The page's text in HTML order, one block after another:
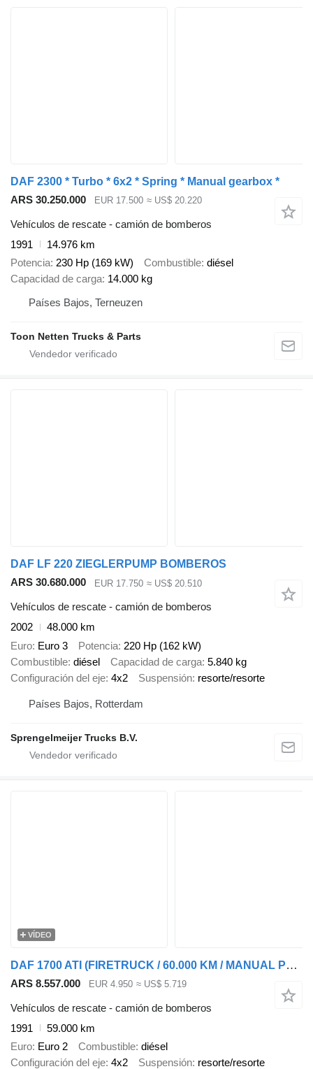
DAF 2300 * Turbo * 6x2 * Spring * Manual gearbox *
ARS 30.250.000
EUR 17.500 ≈ US$ 20.220
Vehículos de rescate - camión de bomberos
1991
14.976 km
Potencia 230 Hp (169 kW) Combustible diésel
Capacidad de carga 14.000 kg
Países Bajos, Terneuzen
Toon Netten Trucks & Parts
DAF LF 220 ZIEGLERPUMP BOMBEROS
ARS 30.680.000
EUR 17.750 ≈ US$ 20.510
Vehículos de rescate - camión de bomberos
2002
48.000 km
Euro Euro 3 Potencia 220 Hp (162 kW)
Combustible diésel Capacidad de carga 5.840 kg
Configuración del eje 4x2 Suspensión resorte/resorte
Países Bajos, Rotterdam
Sprengelmeijer Trucks B.V.
VÍDEO
DAF 1700 ATI (FIRETRUCK / 60.000 KM / MANUAL PUMP / POMPE MANUELLE)
ARS 8.557.000 EUR 4.950 ≈ US$ 5.719
Vehículos de rescate - camión de bomberos
1991
59.000 km
Euro Euro 2 Combustible diésel
Configuración del eje 4x2 Suspensión resorte/resorte